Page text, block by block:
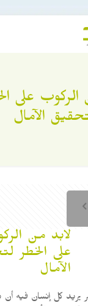
الركوب على
الآمال
لابد من
على الخطر
الآمال
يريد كل إنسان فيه أن